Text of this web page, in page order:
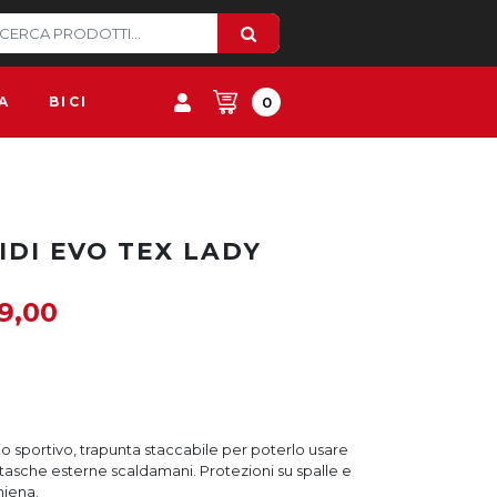
BICI 0
EVO TEX LADY
sportivo, trapunta staccabile per poterlo usare
esterne scaldamani. Protezioni su spalle e